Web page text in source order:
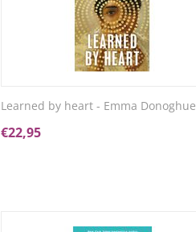
Learned by heart - Emma Donoghue
€22,95